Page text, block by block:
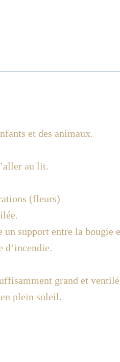
et des animaux.
au lit.
(fleurs)
support entre la bougie
d’incendie.
grand et
plein soleil.